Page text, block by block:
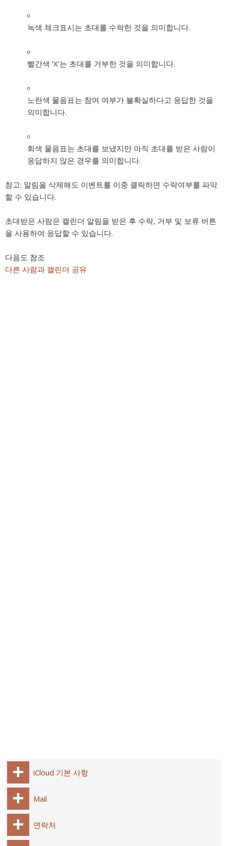
녹색 체크표시는 초대를 수락한 것을 의미합니다.
빨간색 'X'는 초대를 거부한 것을 의미합니다.
노란색 물음표는 참여 여부가 불확실하다고 응답한 것을
의미합니다.
회색 물음표는 초대를 보냈지만 아직 초대를 받은 사람이
응답하지 않은 경우를 의미합니다.
참고: 알림을 삭제해도 이벤트를 이중 클릭하면 수락여부를 파악
할 수 있습니다.
초대받은 사람은 캘린더 알림을 받은 후 수락, 거부 및 보류 버튼
을 사용하여 응답할 수 있습니다.
다음도 참조
다른 사람과 캘린더 공유
iCloud 기본 사항
Mail
연락처